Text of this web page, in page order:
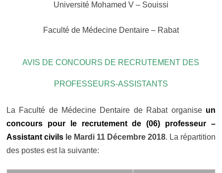
Université Mohamed V – Souissi
Faculté de Médecine Dentaire – Rabat
AVIS DE CONCOURS DE RECRUTEMENT DES
PROFESSEURS-ASSISTANTS
La Faculté de Médecine Dentaire de Rabat organise un
concours pour le recrutement de (06) professeur –
Assistant civilsle Mardi 11 Décembre 2018. La répartition
des postes est la suivante: